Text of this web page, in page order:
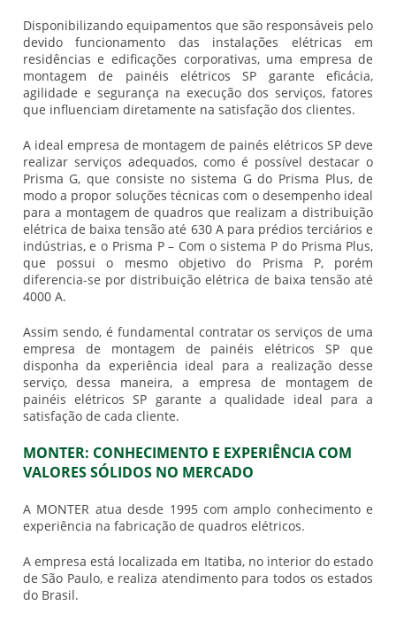
Disponibilizando equipamentos que são responsáveis pelo
devido funcionamento das instalações elétricas em
residências e edificações corporativas, uma empresa de
montagem de painéis elétricos SP garante eficácia,
agilidade e segurança na execução dos serviços, fatores
que influenciam diretamente na satisfação dos clientes.
A ideal empresa de montagem de painés elétricos SP deve
realizar serviços adequados, como é possível destacar o
Prisma G, que consiste no sistema G do Prisma Plus, de
modo a propor soluções técnicas com o desempenho ideal
para a montagem de quadros que realizam a distribuição
elétrica de baixa tensão até 630 A para prédios terciários e
indústrias, e o Prisma P – Com o sistema P do Prisma Plus,
que possui o mesmo objetivo do Prisma P, porém
diferencia-se por distribuição elétrica de baixa tensão até
4000 A.
Assim sendo, é fundamental contratar os serviços de uma
empresa de montagem de painéis elétricos SP que
disponha da experiência ideal para a realização desse
serviço, dessa maneira, a empresa de montagem de
painéis elétricos SP garante a qualidade ideal para a
satisfação de cada cliente.
MONTER: CONHECIMENTO E EXPERIÊNCIA COM
VALORES SÓLIDOS NO MERCADO
A MONTER atua desde 1995 com amplo conhecimento e
experiência na fabricação de quadros elétricos.
A empresa está localizada em Itatiba, no interior do estado
de São Paulo, e realiza atendimento para todos os estados
do Brasil.